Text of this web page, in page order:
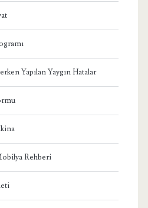
Yapılan Yaygın Hatalar
Rehberi